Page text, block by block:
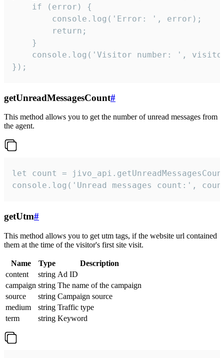
    if (error) {
        console.log('Error: ', error);
        return;
    }
console.log('Visitor number: ',
});
getUnreadMessagesCount#
This method allows you to get the number of unread messages from
the agent.
let count =
console.log('Unread messages count:',
getUtm#
This method allows you to get utm tags, if the website url contained
them at the time of the visitor's first site visit.
Name Type
Description
content
string Ad ID
campaign string The name of the campaign
source
string Campaign source
medium
string Traffic type
term
string Keyword